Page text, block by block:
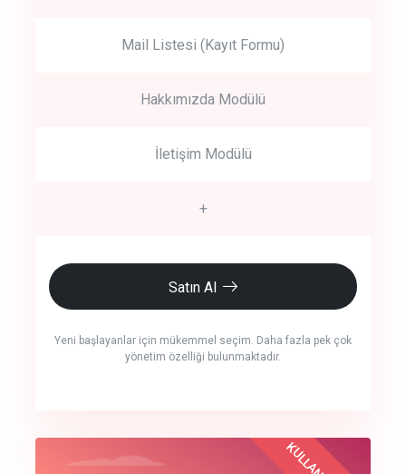
Mail Listesi (Kayıt Formu)
Hakkımızda Modülü
İletişim Modülü
+
Satın Al
Yeni başlayanlar için mükemmel seçim. Daha fazla pek çok
yönetim özelliği bulunmaktadır.
crm auto cync